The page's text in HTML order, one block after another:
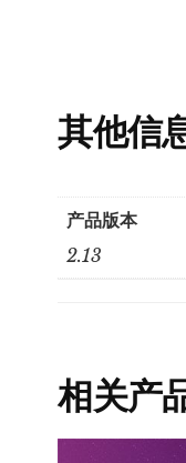
其他信
产品版本
2.13
相关产